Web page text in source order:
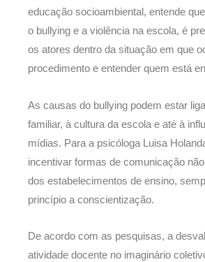
educação socioambiental, entende
o bullying e a violência na escola, é
os atores dentro da situação em que
procedimento e entender quem está
As causas do bullying podem estar
familiar, à cultura da escola e até à
mídias. Para a psicóloga Luisa
incentivar formas de comunicação
dos estabelecimentos de ensino,
princípio a conscientização.
De acordo com as pesquisas, a
atividade docente no imaginário